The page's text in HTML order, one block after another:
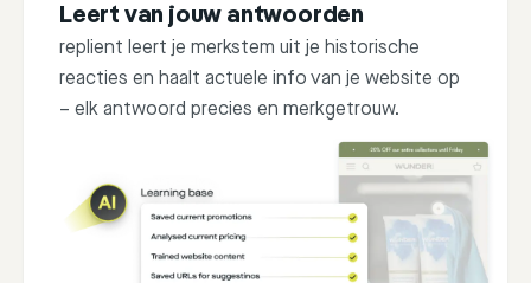
If
Leert van jouw antwoorden
replient leert je merkstem uit je historische
reacties en haalt actuele info van je website op
– elk antwoord precies en merkgetrouw.